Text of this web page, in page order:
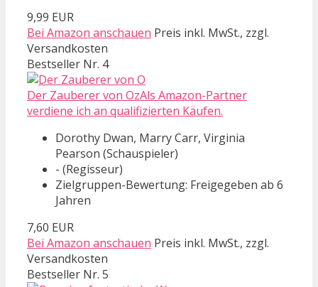
9,99 EUR
Bei Amazon anschauen Preis inkl. MwSt., zzgl.
Versandkosten
Bestseller Nr. 4
Der Zauberer von OzAls Amazon-Partner
verdiene ich an qualifizierten Käufen.
Dorothy Dwan, Marry Carr, Virginia
Pearson (Schauspieler)
- (Regisseur)
Zielgruppen-Bewertung: Freigegeben ab 6
Jahren
7,60 EUR
Bei Amazon anschauen Preis inkl. MwSt., zzgl.
Versandkosten
Bestseller Nr. 5